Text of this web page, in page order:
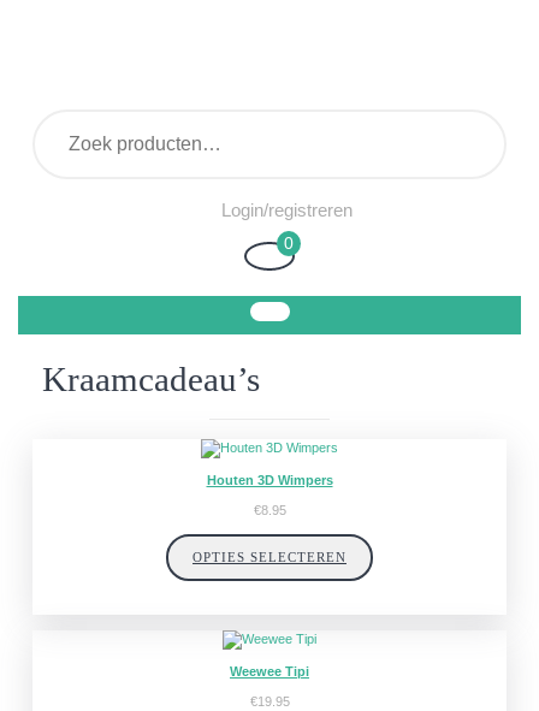
naar:
Login/registrerenLogin/registreren
Winkelwagen
0
Kraamcadeau’s
Houten 3D Wimpers
€8.95
OPTIES SELECTEREN
Weewee Tipi
€19.95